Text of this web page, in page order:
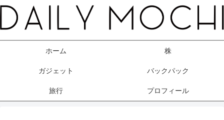
ホーム 株
ガジェット バックパック
旅行 プロフィール